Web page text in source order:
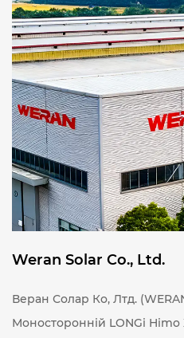
Weran Solar Co., Ltd.
Веран Солар Ко, Лтд.
Моносторонній LONGi Himo